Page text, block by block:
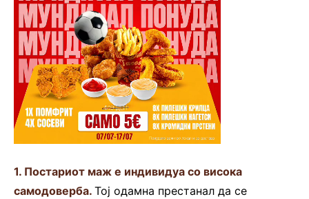
1. Постариот маж е индивидуа со висока
самодоверба. Тој одамна престанал да се